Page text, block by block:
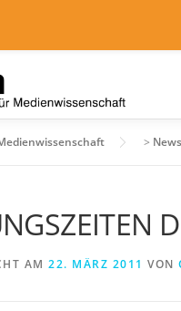
> News
AM 22. MÄRZ 2011 VON